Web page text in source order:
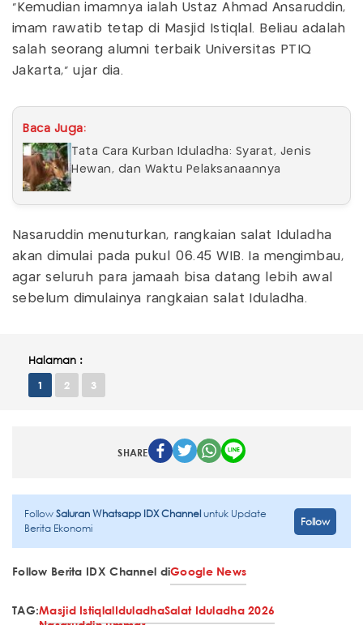
“Kemudian imamnya ialah Ustaz Ahmad Ansaruddin,
imam rawatib tetap di Masjid Istiqlal. Beliau adalah
salah seorang alumni terbaik Universitas PTIQ
Jakarta,” ujar dia.
Baca Juga:
Tata Cara Kurban Iduladha: Syarat, Jenis
Hewan, dan Waktu Pelaksanaannya
Nasaruddin menuturkan, rangkaian salat Iduladha
akan dimulai pada pukul 06.45 WIB. Ia mengimbau,
agar seluruh para jamaah bisa datang lebih awal
sebelum dimulainya rangkaian salat Iduladha.
Halaman :
1 2 3
SHARE
FollowSaluran Whatsapp IDX Channeluntuk Update
Berita Ekonomi
Follow
Follow Berita IDX Channel diGoogle News
TAG:Masjid IstiqlalIduladhaSalat Iduladha 2026